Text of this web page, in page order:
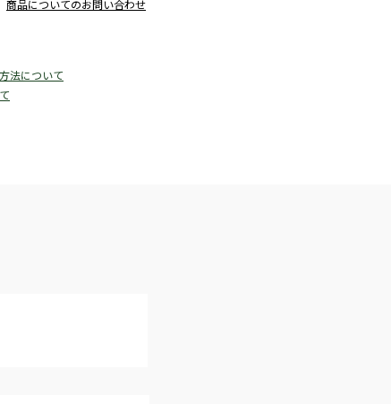
商品についてのお問い合わせ
法について